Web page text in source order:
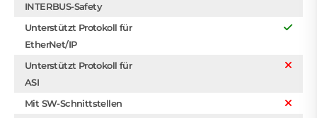
INTERBUS-Safety
Unterstützt Protokoll für
EtherNet/IP
Unterstützt Protokoll für
ASI
Mit SW-Schnittstellen